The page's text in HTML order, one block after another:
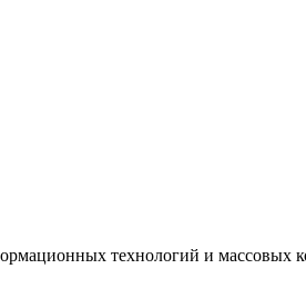
технологий и